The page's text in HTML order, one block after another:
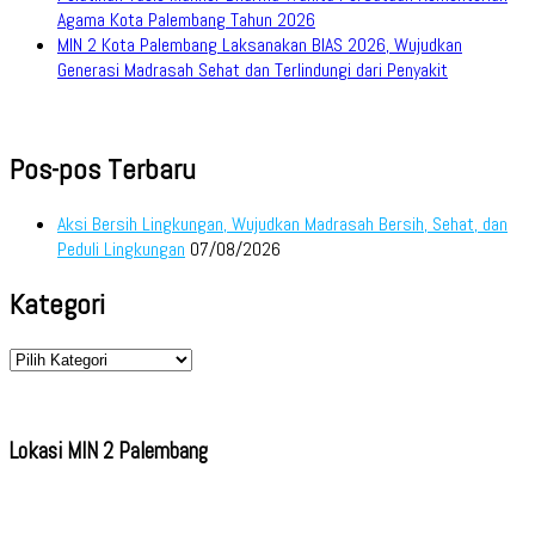
Agama Kota Palembang Tahun 2026
MIN 2 Kota Palembang Laksanakan BIAS 2026, Wujudkan
Generasi Madrasah Sehat dan Terlindungi dari Penyakit
Pos-pos Terbaru
Aksi Bersih Lingkungan, Wujudkan Madrasah Bersih, Sehat, dan
Peduli Lingkungan 07/08/2026
Kategori
Kategori
Lokasi MIN 2 Palembang